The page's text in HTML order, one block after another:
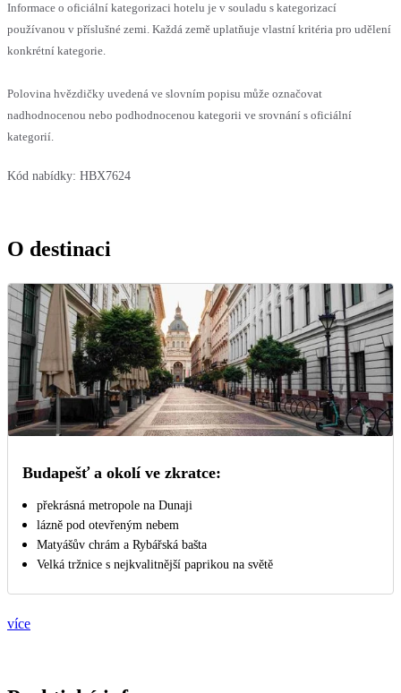
Informace o oficiální kategorizaci hotelu je v souladu s kategorizací
používanou v příslušné zemi. Každá země uplatňuje vlastní kritéria pro udělení
konkrétní kategorie.
Polovina hvězdičky uvedená ve slovním popisu může označovat
nadhodnocenou nebo podhodnocenou kategorii ve srovnání s oficiální
kategorií.
Kód nabídky: HBX7624
O destinaci
Budapešť a okolí ve zkratce:
překrásná metropole na Dunaji
lázně pod otevřeným nebem
Matyášův chrám a Rybářská bašta
Velká tržnice s nejkvalitnější paprikou na světě
více